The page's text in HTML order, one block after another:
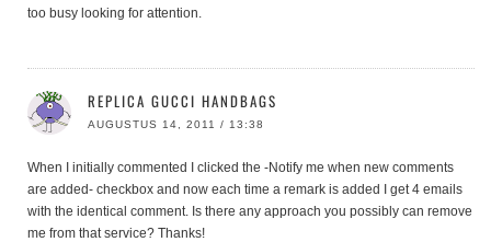
too busy looking for attention.
REPLICA GUCCI HANDBAGS
AUGUSTUS 14, 2011 / 13:38
When I initially commented I clicked the -Notify me when new comments
are added- checkbox and now each time a remark is added I get 4 emails
with the identical comment. Is there any approach you possibly can remove
me from that service? Thanks!